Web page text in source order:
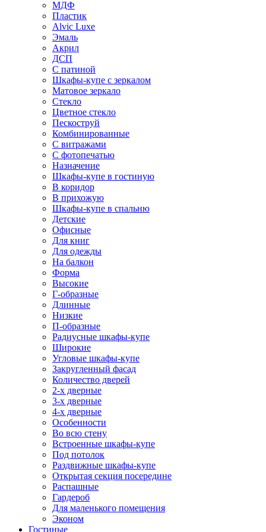
МДФ
Пластик
Alvic Luxe
Эмаль
Акрил
ДСП
С патиной
Шкафы-купе с зеркалом
Матовое зеркало
Стекло
Цветное стекло
Пескоструй
Комбинированные
С витражами
С фотопечатью
Назначение
Шкафы-купе в гостиную
В коридор
В прихожую
Шкафы-купе в спальню
Детские
Офисные
Для книг
Для одежды
На балкон
Форма
Высокие
Г-образные
Длинные
Низкие
П-образные
Радиусные шкафы-купе
Широкие
Угловые шкафы-купе
Закругленный фасад
Количество дверей
2-х дверные
3-х дверные
4-х дверные
Особенности
Во всю стену
Встроенные шкафы-купе
Под потолок
Раздвижные шкафы-купе
Открытая секция посередине
Распашные
Гардероб
Для маленького помещения
Эконом
Гостиные